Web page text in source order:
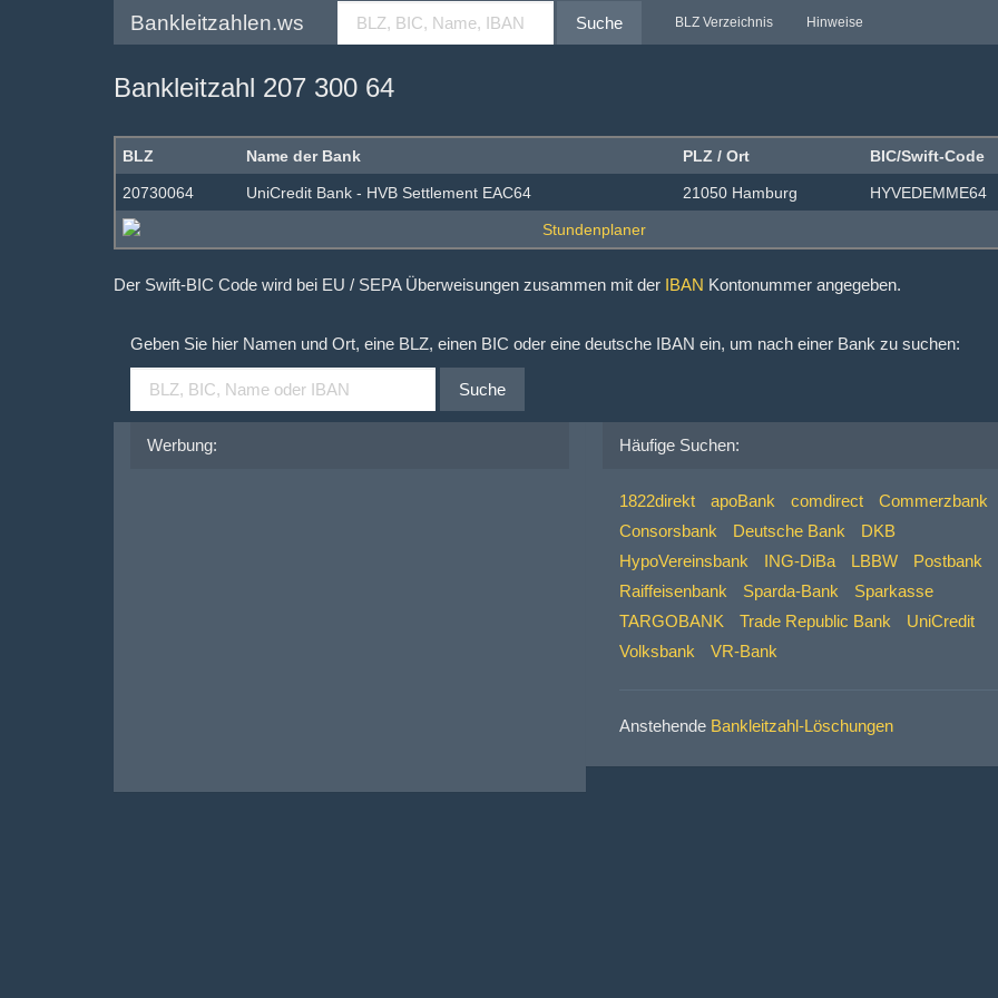
Bankleitzahlen.ws Suche BLZ Verzeichnis Hinweise
Bankleitzahl 207 300 64
BLZ Name der Bank PLZ / Ort BIC/Swift-Code
20730064 UniCredit Bank - HVB Settlement EAC64 21050 Hamburg HYVEDEMME64
Der Swift-BIC Code wird bei EU / SEPA Überweisungen zusammen mit der IBAN Kontonummer angegeben.
Geben Sie hier Namen und Ort, eine BLZ, einen BIC oder eine deutsche IBAN ein, um nach einer Bank zu suchen:
Suche
Werbung: Häufige Suchen:
1822direkt apoBank comdirect
Commerzbank
Consorsbank
Deutsche Bank
DKB
HypoVereinsbank
ING-DiBa LBBW
Postbank
Raiffeisenbank
Sparda-Bank
Sparkasse
TARGOBANK
Trade Republic Bank
UniCredit
Volksbank
VR-Bank
Anstehende Bankleitzahl-Löschungen